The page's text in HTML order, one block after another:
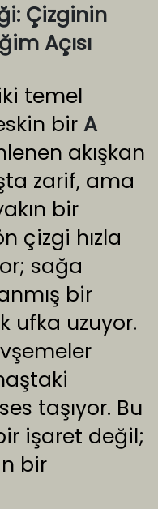
Çizginin
Açısı
temel
bir A
akışkan
zarif, ama
bir
çizgi hızla
sağa
bir
ufka uzuyor.
taşıyor. Bu
işaret değil;
bir